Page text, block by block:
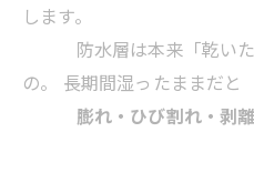
します。
防水層は本来「乾いた
の。 長期間湿ったままだと
膨れ・ひび割れ・剥離